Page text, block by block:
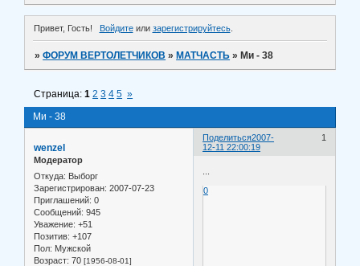
Привет, Гость! Войдитеили зарегистрируйтесь.
»ФОРУМ ВЕРТОЛЕТЧИКОВ » МАТЧАСТЬ » Ми - 38
Ми - 38
Страница:1 2 3 4 5 »
Поделиться 1
2007-
12-11 22:00:19
wenzel
Модератор
Откуда: Выборг
Зарегистрирован: 2007-07-23
Приглашений: 0
Сообщений: 945
Уважение: +51
Позитив: +107
Пол: Мужской
Возраст: 70 [1956-08-01]
0